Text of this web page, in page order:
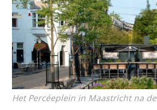
Het Percéeplein in Maastricht na